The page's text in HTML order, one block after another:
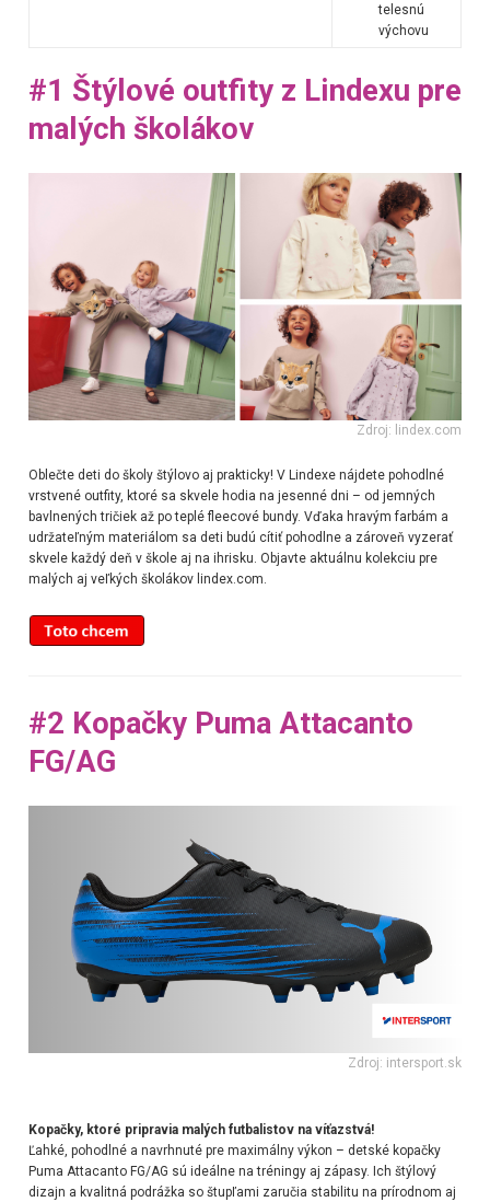
telesnú
výchovu
#1 Štýlové outfity z Lindexu pre
malých školákov
Zdroj: lindex.com
Oblečte deti do školy štýlovo aj prakticky! V Lindexe nájdete pohodlné
vrstvené outfity, ktoré sa skvele hodia na jesenné dni – od jemných
bavlnených tričiek až po teplé fleecové bundy. Vďaka hravým farbám a
udržateľným materiálom sa deti budú cítiť pohodlne a zároveň vyzerať
skvele každý deň v škole aj na ihrisku. Objavte aktuálnu kolekciu pre
malých aj veľkých školákov lindex.com.
#2 Kopačky Puma Attacanto
FG/AG
Zdroj: intersport.sk
Kopačky, ktoré pripravia malých futbalistov na víťazstvá!
Ľahké, pohodlné a navrhnuté pre maximálny výkon – detské kopačky
Puma Attacanto FG/AG sú ideálne na tréningy aj zápasy. Ich štýlový
dizajn a kvalitná podrážka so štupľami zaručia stabilitu na prírodnom aj